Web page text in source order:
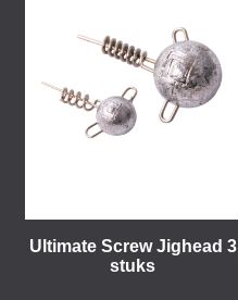
Ultimate Screw Jighead 3
stuks